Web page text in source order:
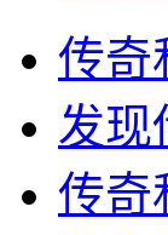
传奇
发现
传奇